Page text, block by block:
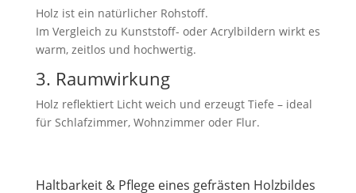
Holz ist ein natürlicher Rohstoff.
Im Vergleich zu Kunststoff- oder Acrylbildern wirkt es
warm, zeitlos und hochwertig.
3. Raumwirkung
Holz reflektiert Licht weich und erzeugt Tiefe – ideal
für Schlafzimmer, Wohnzimmer oder Flur.
Haltbarkeit & Pflege eines gefrästen Holzbildes